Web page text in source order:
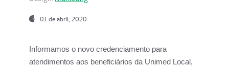
01 de abril, 2020
Informamos o novo credenciamento para
atendimentos aos beneficiários da Unimed Local,